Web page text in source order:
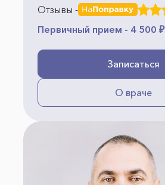
Отзывы -
Первичный прием - 4 500 ₽
Записаться
О враче